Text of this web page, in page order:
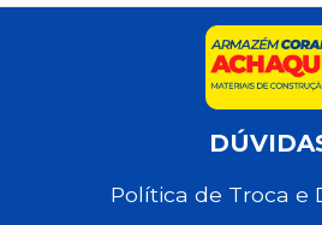
Política de Troca e